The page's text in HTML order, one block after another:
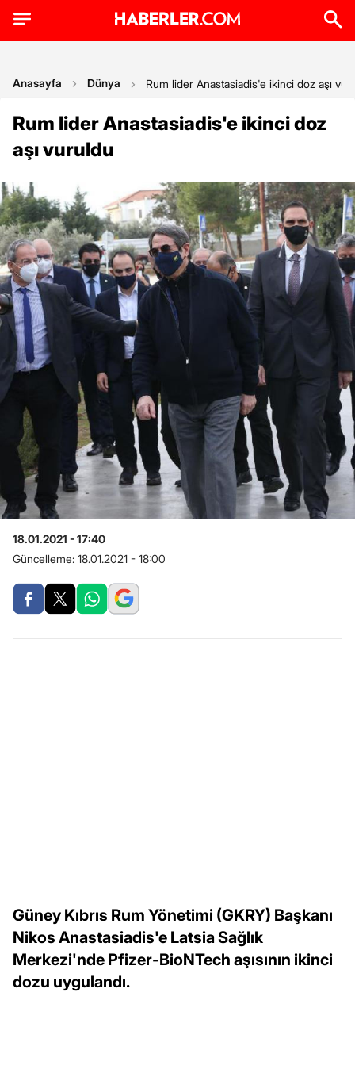
Anasayfa Dünya Rum lider Anastasiadis'e ikinci doz aşı
Rum lider Anastasiadis'e ikinci doz
aşı vuruldu
18.01.2021 - 17:40
Güncelleme: 18.01.2021 - 18:00
Güney Kıbrıs Rum Yönetimi (GKRY) Başkanı
Nikos Anastasiadis'e Latsia Sağlık
Merkezi'nde Pfizer-BioNTech aşısının ikinci
dozu uygulandı.